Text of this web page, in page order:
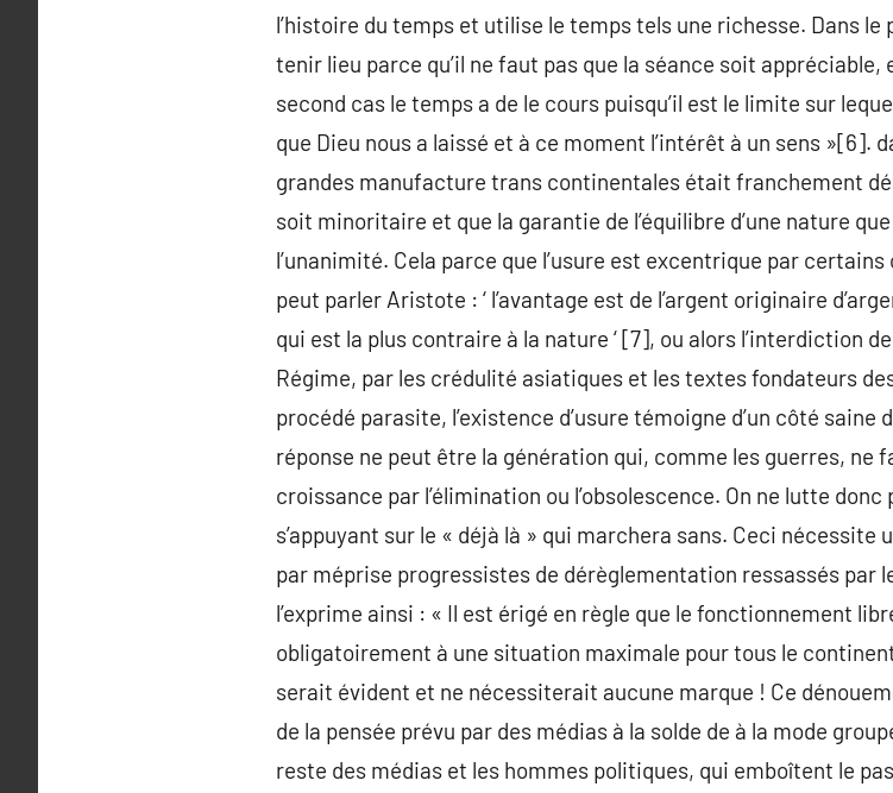
l’histoire du temps et utilise le temps tels une richesse. Dans
tenir lieu parce qu’il ne faut pas que la séance soit appréciable,
second cas le temps a de le cours puisqu’il est le limite sur
que Dieu nous a laissé et à ce moment l’intérêt à un sens »[6].
grandes manufacture trans continentales était franchement
soit minoritaire et que la garantie de l’équilibre d’une nature
l’unanimité. Cela parce que l’usure est excentrique par
peut parler Aristote : ‘ l’avantage est de l’argent originaire
qui est la plus contraire à la nature ‘ [7], ou alors l’interdiction
Régime, par les crédulité asiatiques et les textes fondateurs
procédé parasite, l’existence d’usure témoigne d’un côté saine
réponse ne peut être la génération qui, comme les guerres, ne
croissance par l’élimination ou l’obsolescence. On ne lutte donc
s’appuyant sur le « déjà là » qui marchera sans. Ceci nécessite
par méprise progressistes de dérèglementation ressassés par
l’exprime ainsi : « Il est érigé en règle que le fonctionnement
obligatoirement à une situation maximale pour tous le
serait évident et ne nécessiterait aucune marque ! Ce
de la pensée prévu par des médias à la solde de à la mode
reste des médias et les hommes politiques, qui emboîtent le